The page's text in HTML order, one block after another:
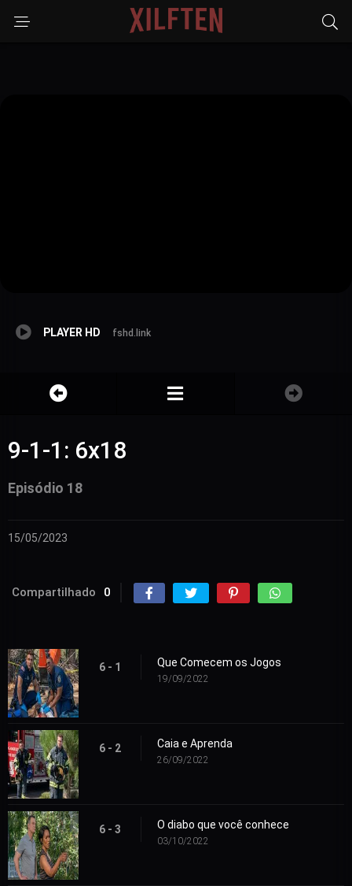
PLAYER HD fshd.link
9-1-1: 6x18
Episódio 18
15/05/2023
Compartilhado 0
6 - 1 Que Comecem os Jogos
19/09/2022
6 - 2 Caia e Aprenda
26/09/2022
6 - 3 O diabo que você conhece
03/10/2022